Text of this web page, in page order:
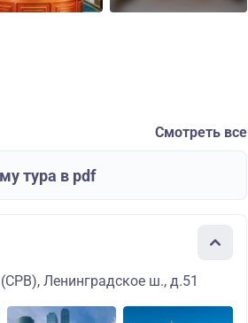
Смотреть все
тура в pdf
Ленинградское ш., д.51